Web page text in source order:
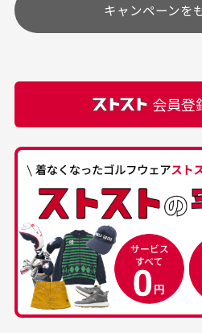
購入できました。状態も
最高でした。
30代男性
中古ゴルフウェアの
品揃えがすごい
その他の休日につきまして
頂きます。
カートの有効時間はあり
は自動的にカート内の商品
下さい。
お気に入り機能をご利用下
付属品について
付属品の記載につきまして
ある場合もございます。
経年劣化について
当店では商品の管理には細
すが、経年により素材の劣
生じている場合がございます
銀行振込（前払い）
キャンペーンを
会員登